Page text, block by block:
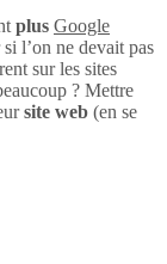
plus Google
l’on ne devait pas
sur les sites
? Mettre
site web (en se